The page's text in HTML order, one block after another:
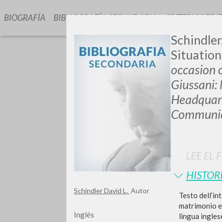
Schindler David L. Autor
Inglés
occasion
LEE EL
Testo
matrimonio
lingua
BIOGRAFÍA BIBLIOGRAFÍA SECUNDARIA CRITERIOS